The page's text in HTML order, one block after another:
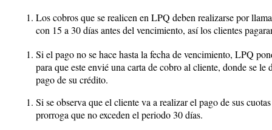
Los cobros que se realicen en LPQ deben realizarse por
con 15 a 30 días antes del vencimiento, así los clientes
Si el pago no se hace hasta la fecha de vencimiento, LPQ
para que este envié una carta de cobro al cliente, donde se
pago de su crédito.
Si se observa que el cliente va a realizar el pago de sus
prorroga que no exceden el periodo 30 días.